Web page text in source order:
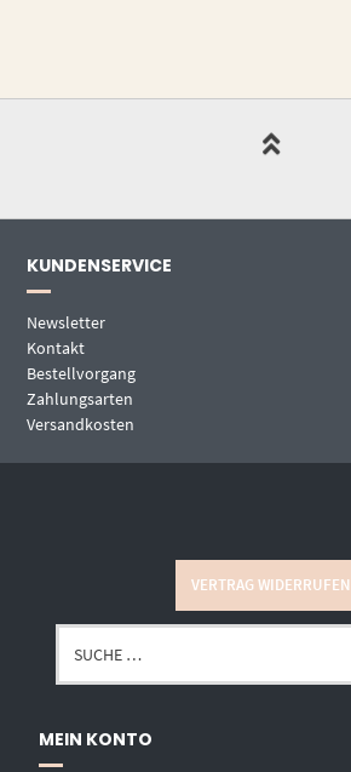
KUNDENSERVICE
Newsletter
Kontakt
Bestellvorgang
Zahlungsarten
Versandkosten
VERTRAG WIDERRUFEN
MEIN KONTO